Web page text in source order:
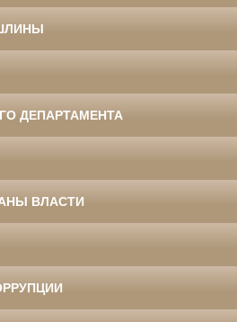
ДЕПАРТАМЕНТА
ВЛАСТИ